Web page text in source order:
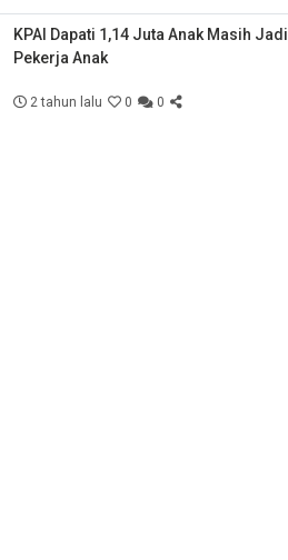
KPAI Dapati 1,14 Juta Anak Masih Jadi
Pekerja Anak
2 tahun lalu 0 0